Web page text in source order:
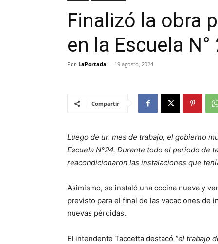
Finalizó la obra
en la Escuela N°
Por LaPortada - 19 agosto, 2024
Compartir
Luego de un mes de trabajo, el gobierno
Escuela N°24. Durante todo el periodo de
reacondicionaron las instalaciones que
Asimismo, se instaló una cocina nueva y
previsto para el final de las vacaciones de
nuevas pérdidas.
El intendente Taccetta destacó “el trabajo